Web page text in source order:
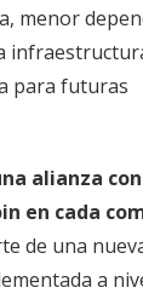
menor
para futuras
alianza
en cada
de una
a